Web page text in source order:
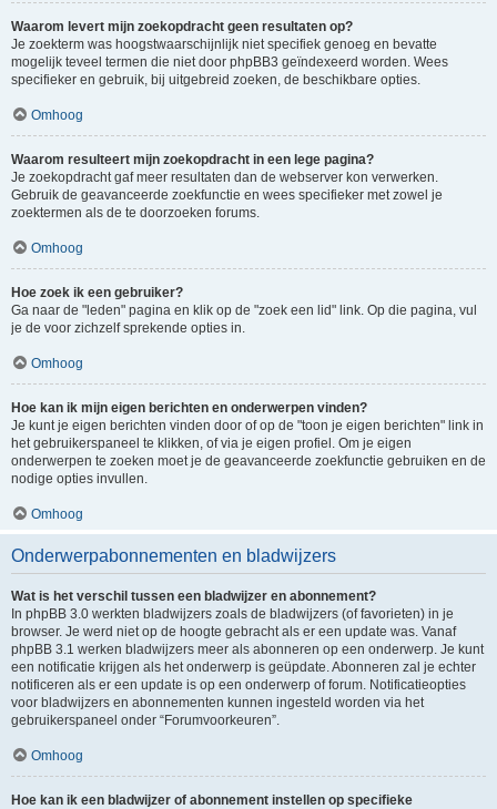
Waarom levert mijn zoekopdracht geen resultaten op?
Je zoekterm was hoogstwaarschijnlijk niet specifiek genoeg en bevatte
mogelijk teveel termen die niet door phpBB3 geïndexeerd worden. Wees
specifieker en gebruik, bij uitgebreid zoeken, de beschikbare opties.
Omhoog
Waarom resulteert mijn zoekopdracht in een lege pagina?
Je zoekopdracht gaf meer resultaten dan de webserver kon verwerken.
Gebruik de geavanceerde zoekfunctie en wees specifieker met zowel je
zoektermen als de te doorzoeken forums.
Omhoog
Hoe zoek ik een gebruiker?
Ga naar de "leden" pagina en klik op de "zoek een lid" link. Op die pagina, vul
je de voor zichzelf sprekende opties in.
Omhoog
Hoe kan ik mijn eigen berichten en onderwerpen vinden?
Je kunt je eigen berichten vinden door of op de "toon je eigen berichten" link in
het gebruikerspaneel te klikken, of via je eigen profiel. Om je eigen
onderwerpen te zoeken moet je de geavanceerde zoekfunctie gebruiken en de
nodige opties invullen.
Omhoog
Onderwerpabonnementen en bladwijzers
Wat is het verschil tussen een bladwijzer en abonnement?
In phpBB 3.0 werkten bladwijzers zoals de bladwijzers (of favorieten) in je
browser. Je werd niet op de hoogte gebracht als er een update was. Vanaf
phpBB 3.1 werken bladwijzers meer als abonneren op een onderwerp. Je kunt
een notificatie krijgen als het onderwerp is geüpdate. Abonneren zal je echter
notificeren als er een update is op een onderwerp of forum. Notificatieopties
voor bladwijzers en abonnementen kunnen ingesteld worden via het
gebruikerspaneel onder “Forumvoorkeuren”.
Omhoog
Hoe kan ik een bladwijzer of abonnement instellen op specifieke